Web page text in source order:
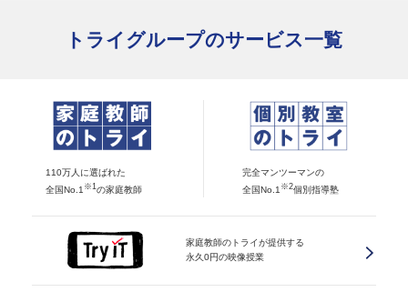
トライグループのサービス一覧
110万人に選ばれた
全国No.1 ※1 の家庭教師
完全マンツーマンの
全国No.1 ※2個別指導塾
家庭教師のトライが提供する
永久0円の映像授業